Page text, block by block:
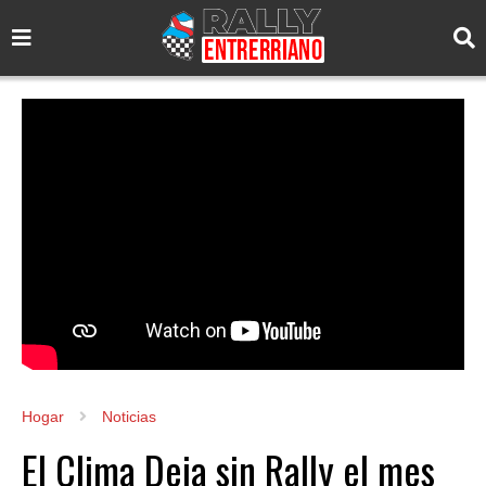
Hogar Noticias
El Clima Deja sin Rally el mes